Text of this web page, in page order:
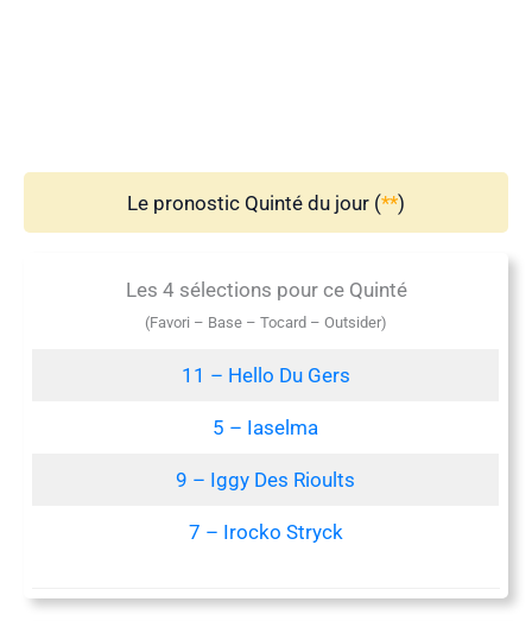
Le pronostic Quinté du jour (**)
Les 4 sélections pour ce Quinté
(Favori – Base – Tocard – Outsider)
11 – Hello Du Gers
5 – Iaselma
9 – Iggy Des Rioults
7 – Irocko Stryck